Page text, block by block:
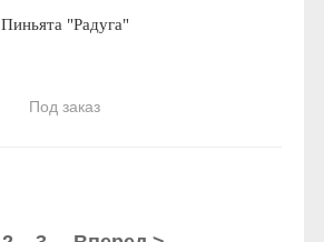
Пиньята "Радуга"
Под заказ